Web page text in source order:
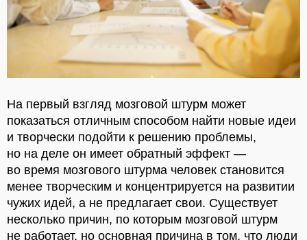
На первый взгляд мозговой штурм может
показаться отличным способом найти новые идеи
и творчески подойти к решению проблемы,
но на деле он имеет обратный эффект —
во время мозгового штурма человек становится
менее творческим и концентрируется на развитии
чужих идей, а не предлагает свои. Существует
несколько причин, по которым мозговой штурм
не работает, но основная причина в том, что люди